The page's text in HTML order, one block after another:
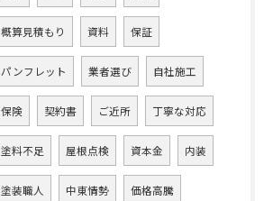
概算見積もり 資料 保証
パンフレット 業者選び 自社施工
保険 契約書 ご近所 丁寧な対応
塗料不足 屋根点検 資本金 内装
塗装職人 中東情勢 価格高騰